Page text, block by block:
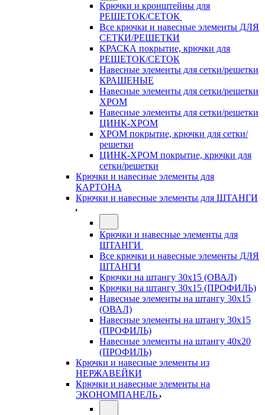
Крючки и кронштейны для
РЕШЕТОК/СЕТОК
Все крючки и навесные элементы ДЛЯ
СЕТКИ/РЕШЕТКИ
КРАСКА покрытие, крючки для
РЕШЕТОК/СЕТОК
Навесные элементы для сетки/решетки
КРАШЕНЫЕ
Навесные элементы для сетки/решетки
ХРОМ
Навесные элементы для сетки/решетки
ЦИНК-ХРОМ
ХРОМ покрытие, крючки для сетки/
решетки
ЦИНК-ХРОМ покрытие, крючки для
сетки/решетки
Крючки и навесные элементы для
КАРТОНА
Крючки и навесные элементы для ШТАНГИ
Крючки и навесные элементы для
ШТАНГИ
Все крючки и навесные элементы ДЛЯ
ШТАНГИ
Крючки на штангу 30х15 (ОВАЛ)
Крючки на штангу 30х15 (ПРОФИЛЬ)
Навесные элементы на штангу 30х15
(ОВАЛ)
Навесные элементы на штангу 30х15
(ПРОФИЛЬ)
Навесные элементы на штангу 40х20
(ПРОФИЛЬ)
Крючки и навесные элементы из
НЕРЖАВЕЙКИ
Крючки и навесные элементы на
ЭКОНОМПАНЕЛЬ